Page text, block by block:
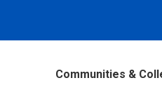
Communities &